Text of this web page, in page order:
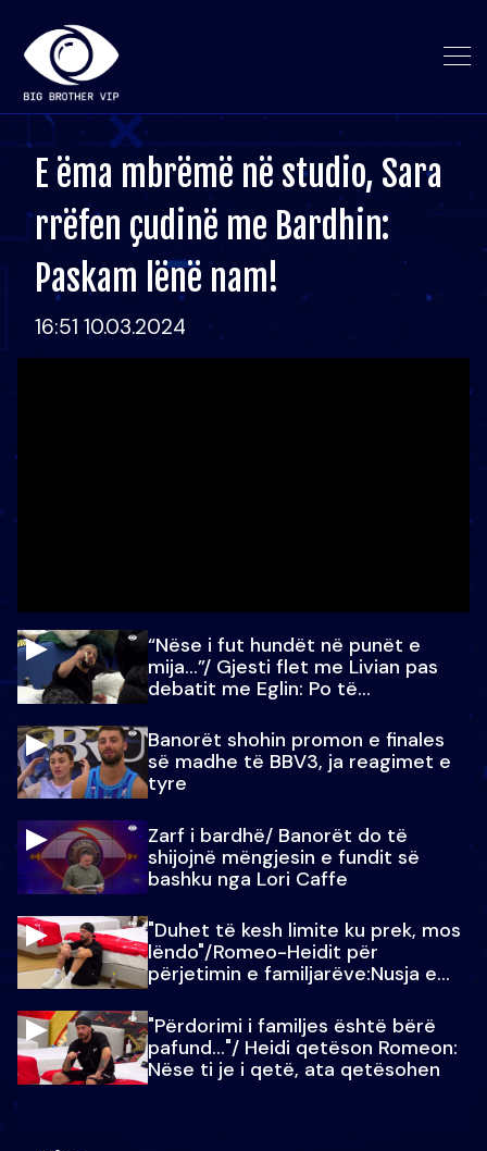
E ëma mbrëmë në studio, Sara
rrëfen çudinë me Bardhin:
Paskam lënë nam!
16:51 10.03.2024
“Nëse i fut hundët në punët e
mija…”/ Gjesti flet me Livian pas
debatit me Eglin: Po të
Banorët shohin promon e finales
së madhe të BBV3, ja reagimet e
tyre
Zarf i bardhë/ Banorët do të
shijojnë mëngjesin e fundit së
bashku nga Lori Caffe
"Duhet të kesh limite ku prek, mos
lëndo"/Romeo-Heidit për
përjetimin e familjarëve:Nusja e
"Përdorimi i familjes është bërë
pafund…"/ Heidi qetëson Romeon:
Nëse ti je i qetë, ata qetësohen